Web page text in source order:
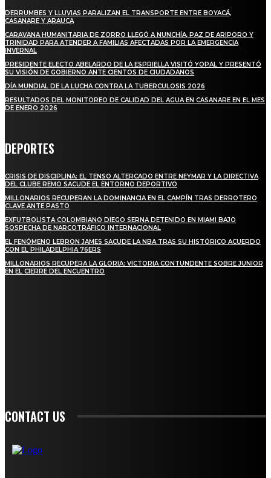
DERRUMBES Y LLUVIAS PARALIZAN EL TRANSPORTE ENTRE BOYACÁ,
CASANARE Y ARAUCA
CARAVANA HUMANITARIA DE ZORRO LLEGÓ A NUNCHÍA, PAZ DE ARIPORO Y
TRINIDAD PARA ATENDER A FAMILIAS AFECTADAS POR LA EMERGENCIA
INVERNAL
PRESIDENTE ELECTO ABELARDO DE LA ESPRIELLA VISITÓ YOPAL Y PRESENTÓ
SU VISIÓN DE GOBIERNO ANTE CIENTOS DE CIUDADANOS
DÍA MUNDIAL DE LA LUCHA CONTRA LA TUBERCULOSIS 2026
RESULTADOS DEL MONITOREO DE CALIDAD DEL AGUA EN CASANARE EN EL MES
DE ENERO 2026
DEPORTES
CRISIS DE DISCIPLINA: EL TENSO ALTERCADO ENTRE NEYMAR Y LA DIRECTIVA
DEL CLUBE REMO SACUDE EL ENTORNO DEPORTIVO
MILLONARIOS RECUPERAN LA DOMINANCIA EN EL CAMPÍN TRAS DERROTERO
CLAVE ANTE PASTO
EXFUTBOLISTA COLOMBIANO DIEGO SERNA DETENIDO EN MIAMI BAJO
SOSPECHA DE NARCOTRÁFICO INTERNACIONAL
EL FENÓMENO LEBRON JAMES SACUDE LA NBA TRAS SU HISTÓRICO ACUERDO
CON EL PHILADELPHIA 76ERS
MILLONARIOS RECUPERA LA GLORIA: VICTORIA CONTUNDENTE SOBRE JUNIOR
EN EL CIERRE DEL ENCUENTRO
CONTACT US